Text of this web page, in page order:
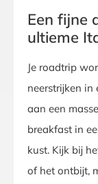
Een fijne
ultieme
Je roadtrip
neerstrijken in
aan een
breakfast in
kust. Kijk bij
of het ontbijt,